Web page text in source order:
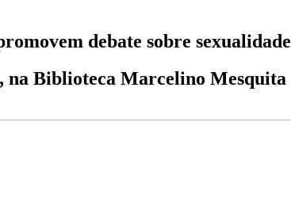
debate sobre sexualidade
na Biblioteca Marcelino Mesquita